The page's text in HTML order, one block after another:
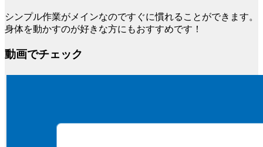
シンプル作業がメインなのですぐに慣れることができます。
身体を動かすのが好きな方にもおすすめです！
動画でチェック